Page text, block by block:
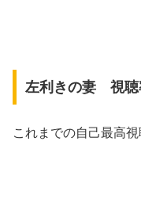
左利きの妻 視聴
これまでの自己最高